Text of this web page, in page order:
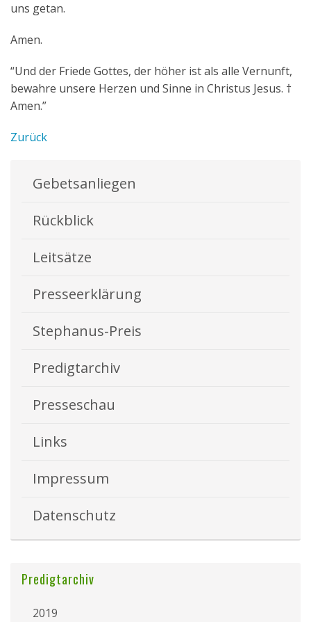
uns getan.
Amen.
“Und der Friede Gottes, der höher ist als alle Vernunft,
bewahre unsere Herzen und Sinne in Christus Jesus. †
Amen.”
Zurück
Gebetsanliegen
Rückblick
Leitsätze
Presseerklärung
Stephanus-Preis
Predigtarchiv
Presseschau
Links
Impressum
Datenschutz
Predigtarchiv
2019